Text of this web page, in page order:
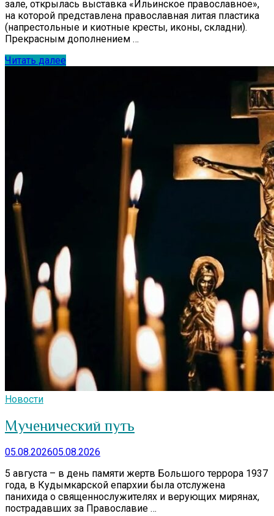
зале, открылась выставка «Ильинское православное»,
на которой представлена православная литая пластика
(напрестольные и киотные кресты, иконы, складни).
Прекрасным дополнением …
Читать далее
Новости
Мученический путь
05.08.202605.08.2026
5 августа – в день памяти жертв Большого террора 1937
года, в Кудымкарской епархии была отслужена
панихида о священнослужителях и верующих мирянах,
пострадавших за Православие …